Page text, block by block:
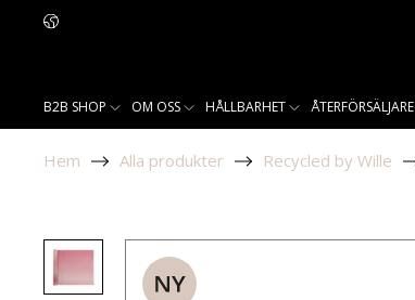
B2B SHOP OM OSS HÅLLBARHET ÅTERFÖRSÄLJARE
Hem Alla produkter Recycled by Wille